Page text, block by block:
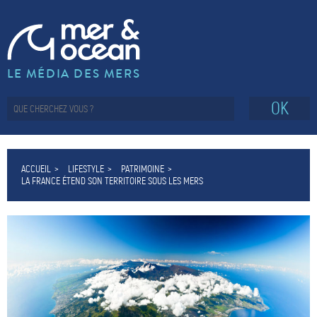
LE MÉDIA DES MERS
OK
ACCUEIL LIFESTYLE
PATRIMOINE
LA FRANCE ÉTEND SON TERRITOIRE SOUS LES MERS